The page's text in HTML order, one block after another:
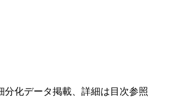
化データ掲載、詳細は目次参照